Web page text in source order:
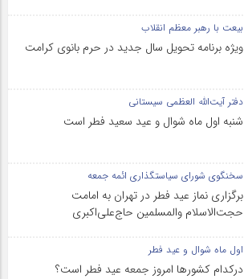
بیعت با رهبر معظم انقلاب
ویژه برنامه تحویل سال جدید در حرم بانوی کرامت
دفتر آیت‌الله العظمی سیستانی
شنبه اول ماه شوال و عید سعید فطر است
سخنگوی شورای سیاستگذاری ائمه جمعه
برگزاری نماز عید فطر در تهران به امامت
حجت‌الاسلام والمسلمین حاج‌علی‌اکبری
اول ماه شوال و عید فطر
درکدام کشورها امروز جمعه عید فطر است؟